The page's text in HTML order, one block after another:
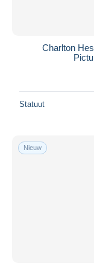
Charlton
Statuut
Nieuw